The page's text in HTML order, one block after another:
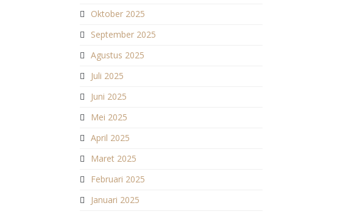
Oktober 2025
September 2025
Agustus 2025
Juli 2025
Juni 2025
Mei 2025
April 2025
Maret 2025
Februari 2025
Januari 2025